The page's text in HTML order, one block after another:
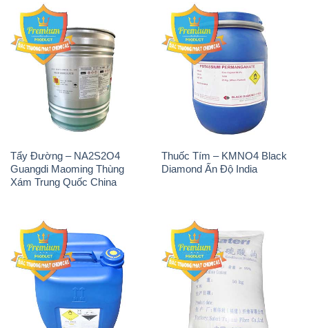
Tẩy Đường – NA2S2O4
Guangdi Maoming Thùng
Xám Trung Quốc China
Thuốc Tím – KMNO4 Black
Diamond Ấn Độ India
H2O2 – Hydrogen Peroxide
50% Taekwang Hàn Quốc
Sodium Sulphate – Muối
Sunfat Na2SO4 Sateri Trung
Quốc China